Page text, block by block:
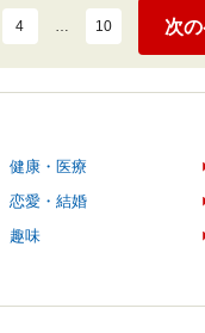
4 … 10 次
健康・医療
恋愛・結婚
趣味